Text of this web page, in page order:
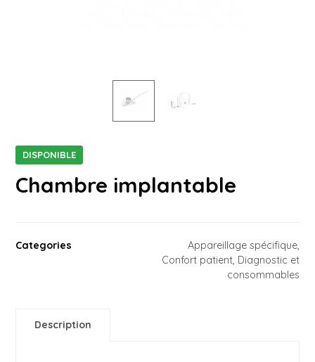
DISPONIBLE
Chambre implantable
Categories Appareillage spécifique,
Confort patient, Diagnostic et
consommables
Description